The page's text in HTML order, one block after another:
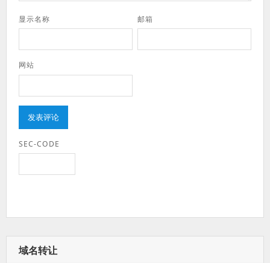
显示名称 邮箱
网站
SEC-CODE
域名转让